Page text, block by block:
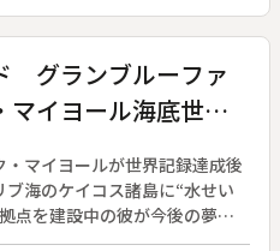
形文化財保持者）、坂東彦三
グランブルーファ
イヨール海底世界
マイヨールが世界記録達成後
海のケイコス諸島に“水せい
点を建設中の彼が今後の夢を